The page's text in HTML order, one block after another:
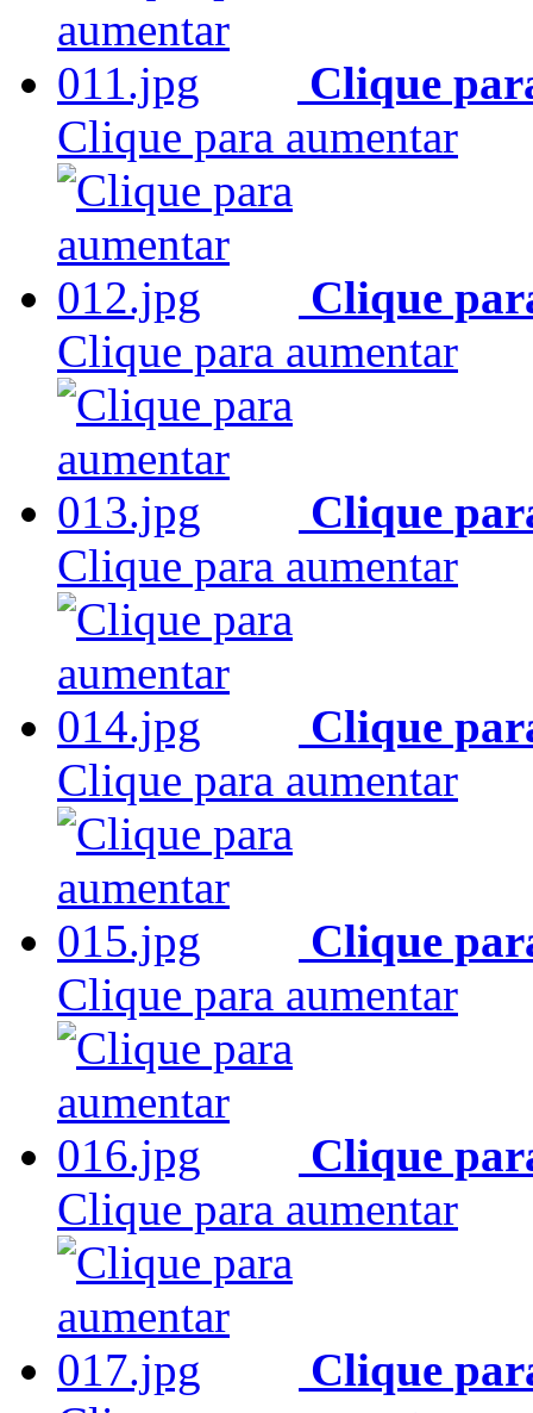
Clique
Clique para aumentar
Clique
Clique para aumentar
Clique
Clique para aumentar
Clique
Clique para aumentar
Clique
Clique para aumentar
Clique
Clique para aumentar
Clique